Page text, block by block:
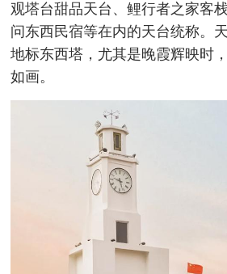
观塔台甜品天台、鲤行者之家客
问东西民宿等在内的天台统称。
地标东西塔，尤其是晚霞辉映时
如画。